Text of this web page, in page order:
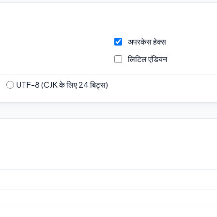
अपरकेस हेक्स
लिटिल एंडियन
UTF-8 (CJK के लिए 24 बिट्स)